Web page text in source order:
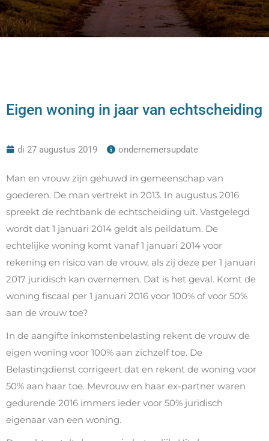
Eigen woning in jaar van echtscheiding
di 27 augustus 2019 ondernemersupdate
Man en vrouw zijn gehuwd in gemeenschap van
goederen. De man vertrekt in 2013. In augustus 2016
spreekt de rechtbank de echtscheiding uit. Vastgelegd
wordt dat 1 januari 2014 geldt als peildatum. De
echtelijke woning komt vanaf 1 januari 2014 voor
rekening en risico van de vrouw, als zij deze per 1 januari
2017 juridisch kan overnemen. Dat is het geval. Komt de
woning fiscaal per 1 januari 2016 voor 100% of voor 50%
aan de vrouw toe?
In de aangifte inkomstenbelasting rekent de vrouw de
eigen woning voor 100% aan zichzelf toe. De
Belastingdienst corrigeert dat en rekent de woning voor
50% aan haar toe. Mevrouw en haar ex-partner waren
gedurende 2016 immers ieder voor 50% juridisch
eigenaar van een woning.